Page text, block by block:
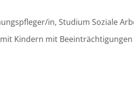
in, Studium Soziale
Kindern mit Beeinträchtigungen